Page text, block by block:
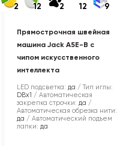
2 12 2 12 9
Прямострочная швейная
машина Jack A5E-B с
чипом искусственного
интеллекта
LED подсветка: да
Тип иглы:
DBx1
Автоматическая
закрепка строчки: да
Автоматическая обрезка нити:
да
Автоматический подъем
лапки: да